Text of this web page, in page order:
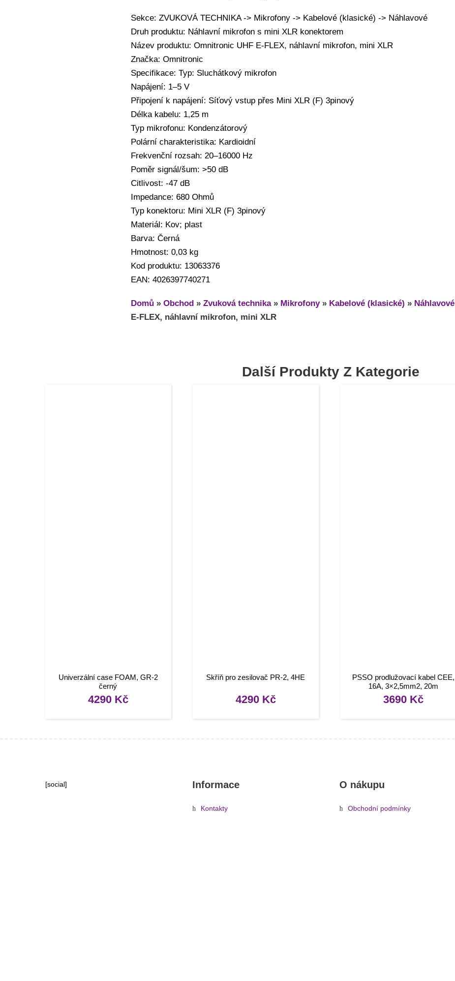
Sekce: ZVUKOVÁ TECHNIKA -> Mikrofony -> Kabelové (klasické) -> Náhlavové
Druh produktu: Náhlavní mikrofon s mini XLR konektorem
Název produktu: Omnitronic UHF E-FLEX, náhlavní mikrofon, mini XLR
Značka: Omnitronic
Specifikace: Typ: Sluchátkový mikrofon
Napájení: 1–5 V
Připojení k napájení: Síťový vstup přes Mini XLR (F) 3pinový
Délka kabelu: 1,25 m
Typ mikrofonu: Kondenzátorový
Polární charakteristika: Kardioidní
Frekvenční rozsah: 20–16000 Hz
Poměr signál/šum: >50 dB
Citlivost: -47 dB
Impedance: 680 Ohmů
Typ konektoru: Mini XLR (F) 3pinový
Materiál: Kov; plast
Barva: Černá
Hmotnost: 0,03 kg
Kod produktu: 13063376
EAN: 4026397740271
Domů » Obchod » Zvuková technika» Mikrofony» Kabelové (klasické) » Náhlavové
E-FLEX, náhlavní mikrofon, mini XLR
Další Produkty Z Kategorie
Univerzální case FOAM, GR-2
černý
4290 Kč
Skříň pro zesilovač PR-2, 4HE
4290 Kč
PSSO prodlužovací kabel CEE,
16A, 3×2,5mm2, 20m
3690 Kč
[social] Informace
Kontakty
O nákupu
Obchodní podmínky